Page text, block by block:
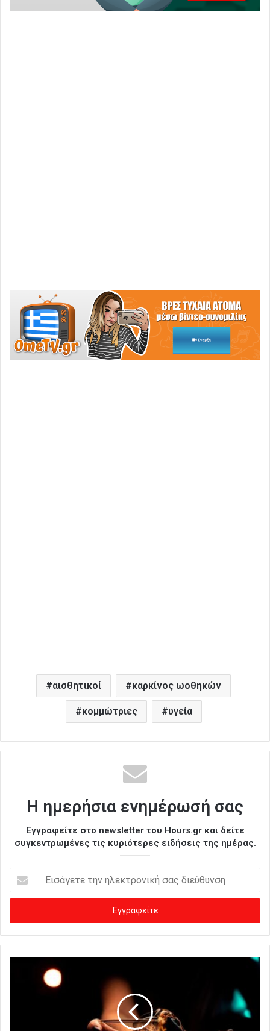
αισθητικοί καρκίνος ωοθηκών
κομμώτριες υγεία
Η ημερήσια ενημέρωσή σας
Εγγραφείτε στο newsletter του Hours.gr και δείτε
συγκεντρωμένες τις κυριότερες ειδήσεις της ημέρας.
σ
γ
ε